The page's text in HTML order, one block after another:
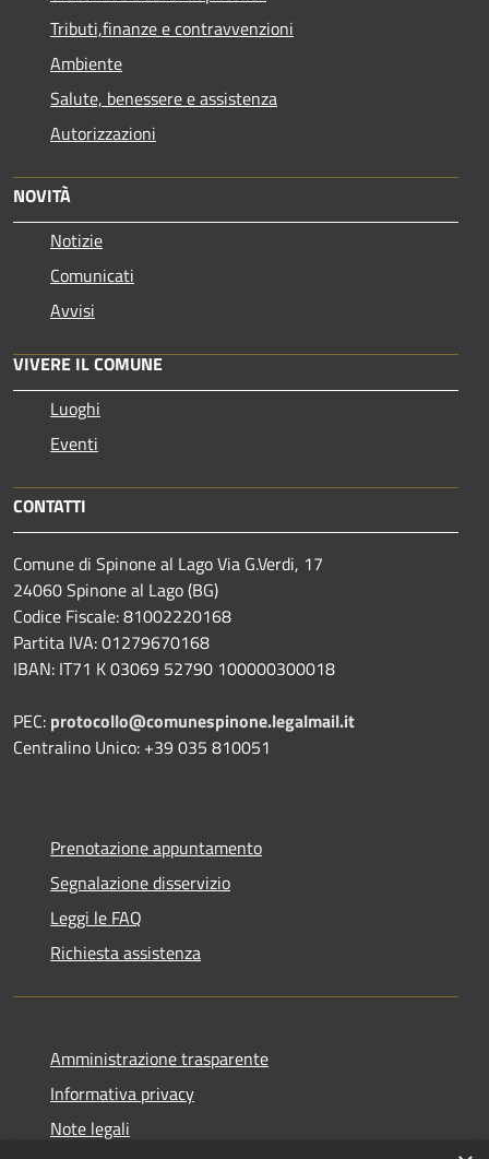
Tributi,finanze e contravvenzioni
Ambiente
Salute, benessere e assistenza
Autorizzazioni
NOVITÀ
Notizie
Comunicati
Avvisi
VIVERE IL COMUNE
Luoghi
Eventi
CONTATTI
Comune di Spinone al Lago Via G.Verdi, 17
24060 Spinone al Lago (BG)
Codice Fiscale: 81002220168
Partita IVA: 01279670168
IBAN: IT71 K 03069 52790 100000300018
PEC: protocollo@comunespinone.legalmail.it
Centralino Unico: +39 035 810051
Prenotazione appuntamento
Segnalazione disservizio
Leggi le FAQ
Richiesta assistenza
Amministrazione trasparente
Informativa privacy
Note legali